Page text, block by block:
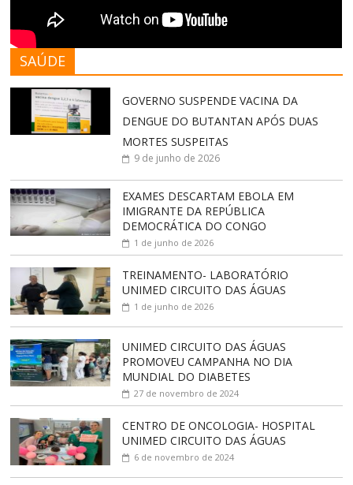
SAÚDE
GOVERNO SUSPENDE VACINA DA
DENGUE DO BUTANTAN APÓS DUAS
MORTES SUSPEITAS
9 de junho de 2026
EXAMES DESCARTAM EBOLA EM
IMIGRANTE DA REPÚBLICA
DEMOCRÁTICA DO CONGO
1 de junho de 2026
TREINAMENTO- LABORATÓRIO
UNIMED CIRCUITO DAS ÁGUAS
1 de junho de 2026
UNIMED CIRCUITO DAS ÁGUAS
PROMOVEU CAMPANHA NO DIA
MUNDIAL DO DIABETES
27 de novembro de 2024
CENTRO DE ONCOLOGIA- HOSPITAL
UNIMED CIRCUITO DAS ÁGUAS
6 de novembro de 2024